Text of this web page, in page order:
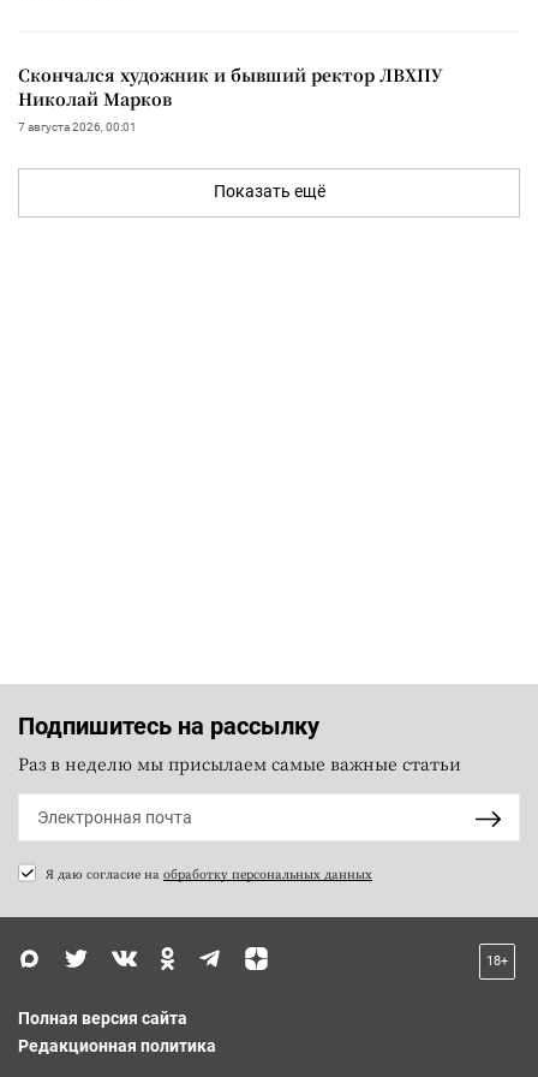
Скончался художник и бывший ректор ЛВХПУ
Николай Марков
7 августа 2026, 00:01
Показать ещё
Подпишитесь на рассылку
Раз в неделю мы присылаем самые важные статьи
Я даю согласие на обработку персональных данных
18+
Полная версия сайта
Редакционная политика